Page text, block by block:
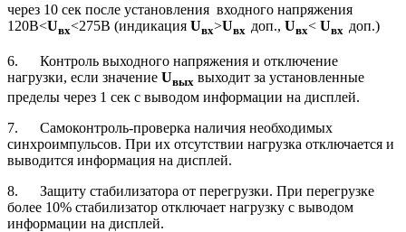
через 10 сек после установления входного напряжения
120В<Uвх<275В (индикация Uвх>Uвх доп., Uвх< Uвх доп.)
6. Контроль выходного напряжения и отключение
нагрузки, если значение Uвых выходит за установленные
пределы через 1 сек с выводом информации на дисплей.
7. Самоконтроль-проверка наличия необходимых
синхроимпульсов. При их отсутствии нагрузка отключается и
выводится информация на дисплей.
8. Защиту стабилизатора от перегрузки. При перегрузке
более 10% стабилизатор отключает нагрузку с выводом
информации на дисплей.